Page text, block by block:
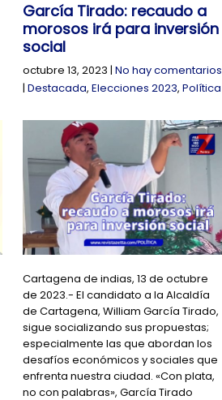
García Tirado: recaudo a
morosos irá para inversión
social
octubre 13, 2023 | No hay comentarios
| Destacada, Elecciones 2023, Política
Cartagena de indias, 13 de octubre
de 2023.- El candidato a la Alcaldía
de Cartagena, William García Tirado,
sigue socializando sus propuestas;
especialmente las que abordan los
desafíos económicos y sociales que
enfrenta nuestra ciudad. «Con plata,
no con palabras», García Tirado